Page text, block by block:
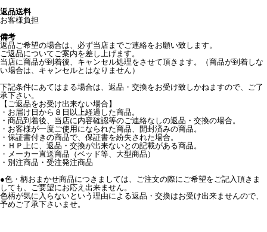
返品送料
お客様負担
備考
返品ご希望の場合は、必ず当店までご連絡をお願い致します。
ご返品についてご案内を差し上げます。
当店に商品が到着後、キャンセル処理をさせて頂きます。（商品が到着しな
い場合は、キャンセルとはなりません）
下記条件にあてはまる場合は、返品・交換をお受け致しかねますので、ご了
承下さい。
【ご返品をお受け出来ない場合】
・お届け日から８日以上経過した商品。
・商品到着後、当店に内容確認等のご連絡なしの返品・交換の場合。
・お客様が一度ご使用になられた商品、開封済みの商品。
・保証書付きの商品で、保証書を紛失された場合。
・ＨＰ上に、返品・交換が出来ないとの記載がある商品。
・メーカー直送商品（ベッド等、大型商品）
・別注商品・受注発注商品
●色・柄おまかせ商品につきましては、ご注文の際にご希望をご記入頂きま
しても、ご要望にお応え出来ません。
色柄が気に入らないという理由による返品・交換はお受け出来ませんので、
予めご了承下さいませ。